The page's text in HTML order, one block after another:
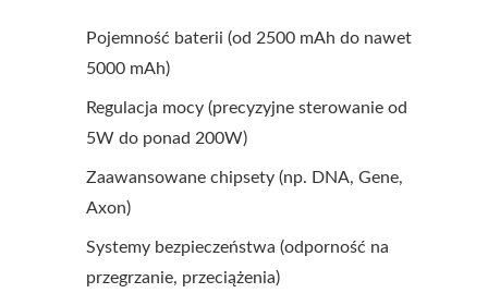
Pojemność baterii (od 2500 mAh do nawet
5000 mAh)
Regulacja mocy (precyzyjne sterowanie od
5W do ponad 200W)
Zaawansowane chipsety (np. DNA, Gene,
Axon)
Systemy bezpieczeństwa (odporność na
przegrzanie, przeciążenia)